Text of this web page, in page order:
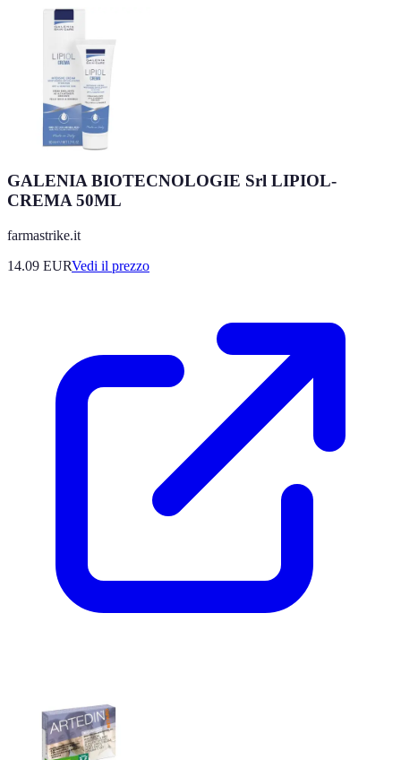
GALENIA BIOTECNOLOGIE Srl LIPIOL-
CREMA 50ML
farmastrike.it
14.09 EURVedi il prezzo